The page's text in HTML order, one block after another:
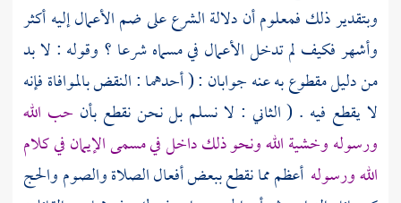
وبتقدير ذلك فمعلوم أن دلالة الشرع على ضم الأعمال إليه أكثر
وأشهر فكيف لم تدخل الأعمال في مسماه شرعا ؟ وقوله : لا بد
من دليل مقطوع به عنه جوابان : ( أحدهما : النقض بالموافاة فإنه
لا يقطع فيه . ( الثاني : لا نسلم بل نحن نقطع بأن حب الله
ورسوله وخشية الله ونحو ذلك داخل في مسمى الإيمان في كلام
الله ورسوله أعظم مما نقطع ببعض أفعال الصلاة والصوم والحج